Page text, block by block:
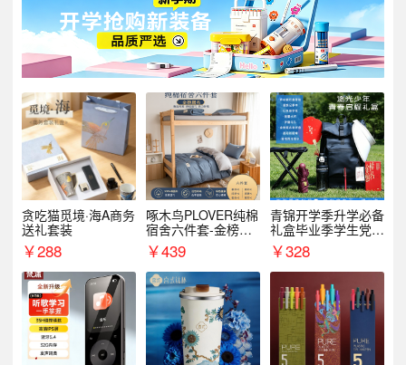
贪吃猫觅境·海A商务
送礼套装
￥288
啄木鸟PLOVER纯棉
宿舍六件套-金榜题
名
￥439
青锦开学季升学必备
礼盒毕业季学生党户
外出行备考装备礼品
￥328